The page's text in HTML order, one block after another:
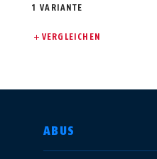
1 VARIANTE
VERGLEICHEN
ABUS
LAND AUSWÄHLEN